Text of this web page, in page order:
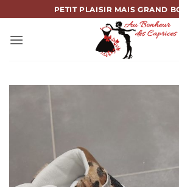
au
contenu
PETIT PLAISIR MAIS GRAND